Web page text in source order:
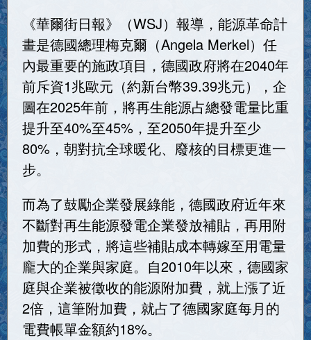
《華爾街日報》（WSJ）報導，能源革命計
畫是德國總理梅克爾（Angela Merkel）任
內最重要的施政項目，德國政府將在2040年
前斥資1兆歐元（約新台幣39.39兆元），企
圖在2025年前，將再生能源占總發電量比重
提升至40%至45%，至2050年提升至少
80%，朝對抗全球暖化、廢核的目標更進一
步。
而為了鼓勵企業發展綠能，德國政府近年來
不斷對再生能源發電企業發放補貼，再用附
加費的形式，將這些補貼成本轉嫁至用電量
龐大的企業與家庭。自2010年以來，德國家
庭與企業被徵收的能源附加費，就上漲了近
2倍，這筆附加費，就占了德國家庭每月的
電費帳單金額約18%。